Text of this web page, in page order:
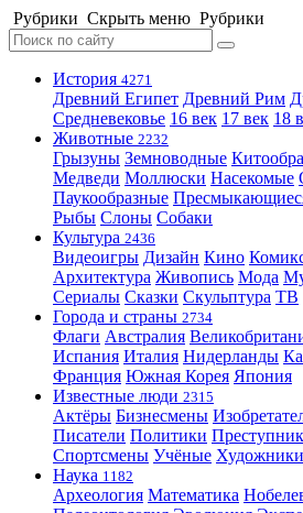
Рубрики Скрыть меню Рубрики
История 4271
Древний Египет Древний Рим
Средневековье 16 век 17 век 18
Животные 2232
Грызуны Земноводные
Медведи Моллюски Насекомые
Паукообразные
Рыбы Слоны Собаки
Культура 2436
Видеоигры Дизайн Кино
Архитектура Живопись Мода
Сериалы Сказки Скульптура ТВ
Города и страны 2734
Флаги Австралия
Испания Италия Нидерланды
Франция Южная Корея Япония
Известные люди 2315
Актёры Бизнесмены
Писатели Политики
Спортсмены Учёные Художники
Наука 1182
Археология Математика